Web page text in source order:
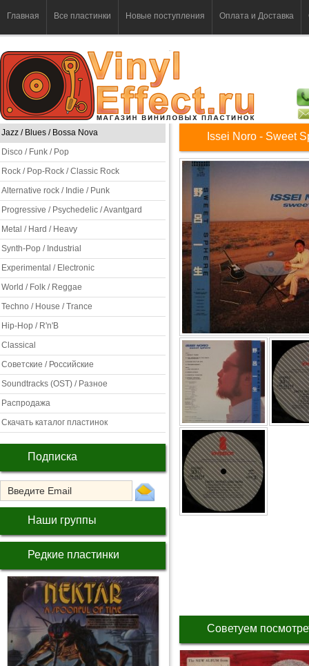
Главная Все пластинки Новые поступления Оплата и Доставка
Jazz / Blues / Bossa Nova
Disco / Funk / Pop
Rock / Pop-Rock / Classic Rock
Alternative rock / Indie / Punk
Progressive / Psychedelic / Avantgard
Metal / Hard / Heavy
Synth-Pop / Industrial
Experimental / Electronic
World / Folk / Reggae
Techno / House / Trance
Hip-Hop / R'n'B
Classical
Советские / Российские
Soundtracks (OST) / Разное
Распродажа
Скачать каталог пластинок
Подписка
Наши группы
Редкие пластинки
Issei Noro - Sweet
Советуем